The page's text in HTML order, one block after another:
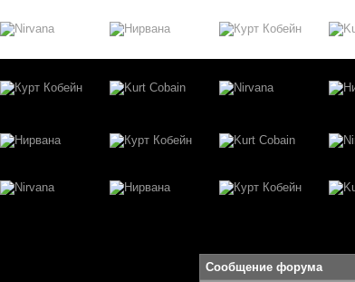
Сообщение форума